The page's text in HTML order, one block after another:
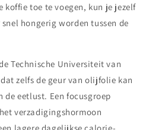
toe te voegen, kun je jezelf
hongerig worden tussen de
Technische Universiteit van
zelfs de geur van olijfolie kan
de eetlust. Een focusgroep
verzadigingshormoon
lagere dagelijkse calorie-